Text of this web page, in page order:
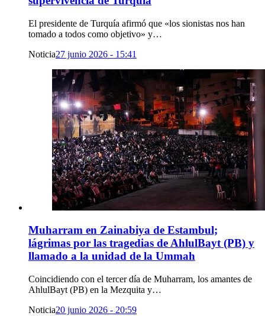
El presidente de Turquía afirmó que «los sionistas nos han
tomado a todos como objetivo» y…
Noticia27 junio 2026 - 15:41
Muharram en Zainabiya de Estambul;
lágrimas por las tragedias de AhlulBayt (PB) y
llamado a la unidad de la Ummah
Coincidiendo con el tercer día de Muharram, los amantes de
AhlulBayt (PB) en la Mezquita y…
Noticia20 junio 2026 - 20:59